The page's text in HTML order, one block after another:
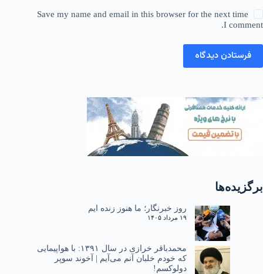
Save my name and email in this browser for the next time
I comment.
فرستادن دیدگاه
برگزیده‌ها
روز خبرنگار؛ ما هنوز زنده ایم
۱۹ مرداد ۱۴۰۵
محمدباقر خرازی در سال ۱۳۹۱: با هواپیمایی
که خودم خلبان آنم می‌آیم | آخوند سوپر
دولوکسم!